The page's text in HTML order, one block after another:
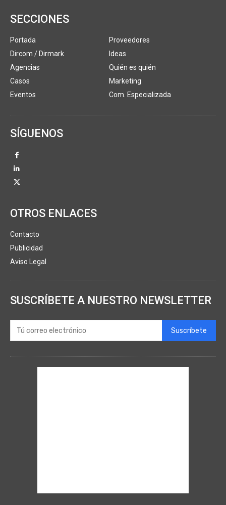
SECCIONES
Portada
Dircom / Dirmark
Agencias
Casos
Eventos
Proveedores
Ideas
Quién es quién
Marketing
Com. Especializada
SÍGUENOS
OTROS ENLACES
Contacto
Publicidad
Aviso Legal
SUSCRÍBETE A NUESTRO NEWSLETTER
Suscríbete